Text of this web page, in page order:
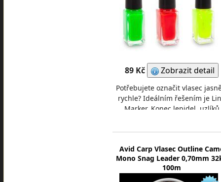
89 Kč Zobrazit detail
Potřebujete označit vlasec
rychle? Ideálním řešením je
Marker. Konec lepidel, uzlíků
Avid Carp Vlasec Outline
Mono Snag Leader 0,70mm
100m